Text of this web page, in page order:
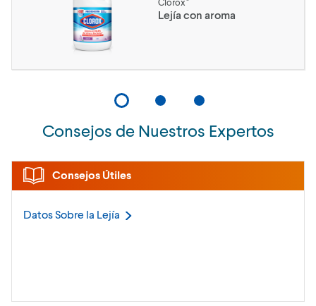
Lejía con aroma
Consejos de Nuestros Expertos
Consejos Útiles
Datos Sobre la Lejía